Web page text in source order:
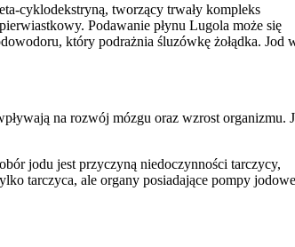
cyklodekstryną, tworzący trwały kompleks
Podawanie płynu Lugola może się
który podrażnia śluzówkę żołądka. Jod
na rozwój mózgu oraz wzrost organizmu.
jodu jest przyczyną niedoczynności tarczycy,
tarczyca, ale organy posiadające pompy